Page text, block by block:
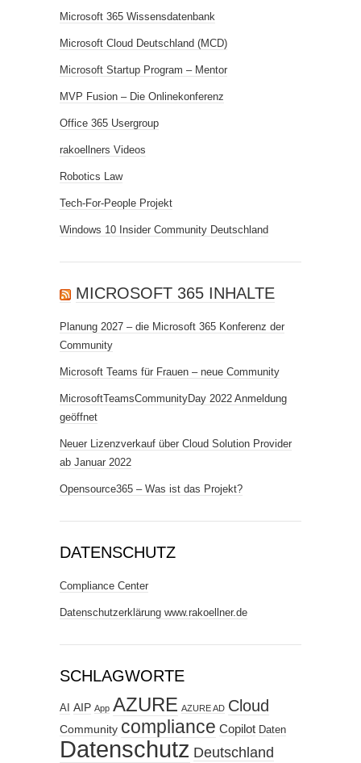
Microsoft 365 Wissensdatenbank
Microsoft Cloud Deutschland (MCD)
Microsoft Startup Program – Mentor
MVP Fusion – Die Onlinekonferenz
Office 365 Usergroup
rakoellners Videos
Robotics Law
Tech-For-People Projekt
Windows 10 Insider Community Deutschland
MICROSOFT 365 INHALTE
Planung 2027 – die Microsoft 365 Konferenz der
Community
Microsoft Teams für Frauen – neue Community
MicrosoftTeamsCommunityDay 2022 Anmeldung
geöffnet
Neuer Lizenzverkauf über Cloud Solution Provider
ab Januar 2022
Opensource365 – Was ist das Projekt?
DATENSCHUTZ
Compliance Center
Datenschutzerklärung www.rakoellner.de
SCHLAGWORTE
AI AIP App AZURE AZURE AD Cloud
Community compliance Copilot Daten
Datenschutz Deutschland